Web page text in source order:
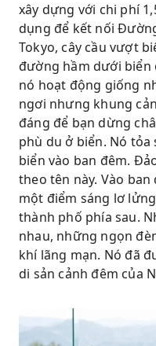
xây dựng với chi phí
dụng để kết nối
Tokyo, cây cầu vượt
đường hầm dưới biển
nó hoạt động giống
ngơi nhưng khung
đáng để bạn dừng
phù du ở biển. Nó
biển vào ban đêm.
theo tên này. Vào
một điểm sáng lơ
thành phố phía sau.
nhau, những ngọn
khí lãng mạn. Nó đã
di sản cảnh đêm của